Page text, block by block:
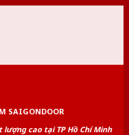
SAIGONDOOR
cao tại TP Hồ Chí Minh